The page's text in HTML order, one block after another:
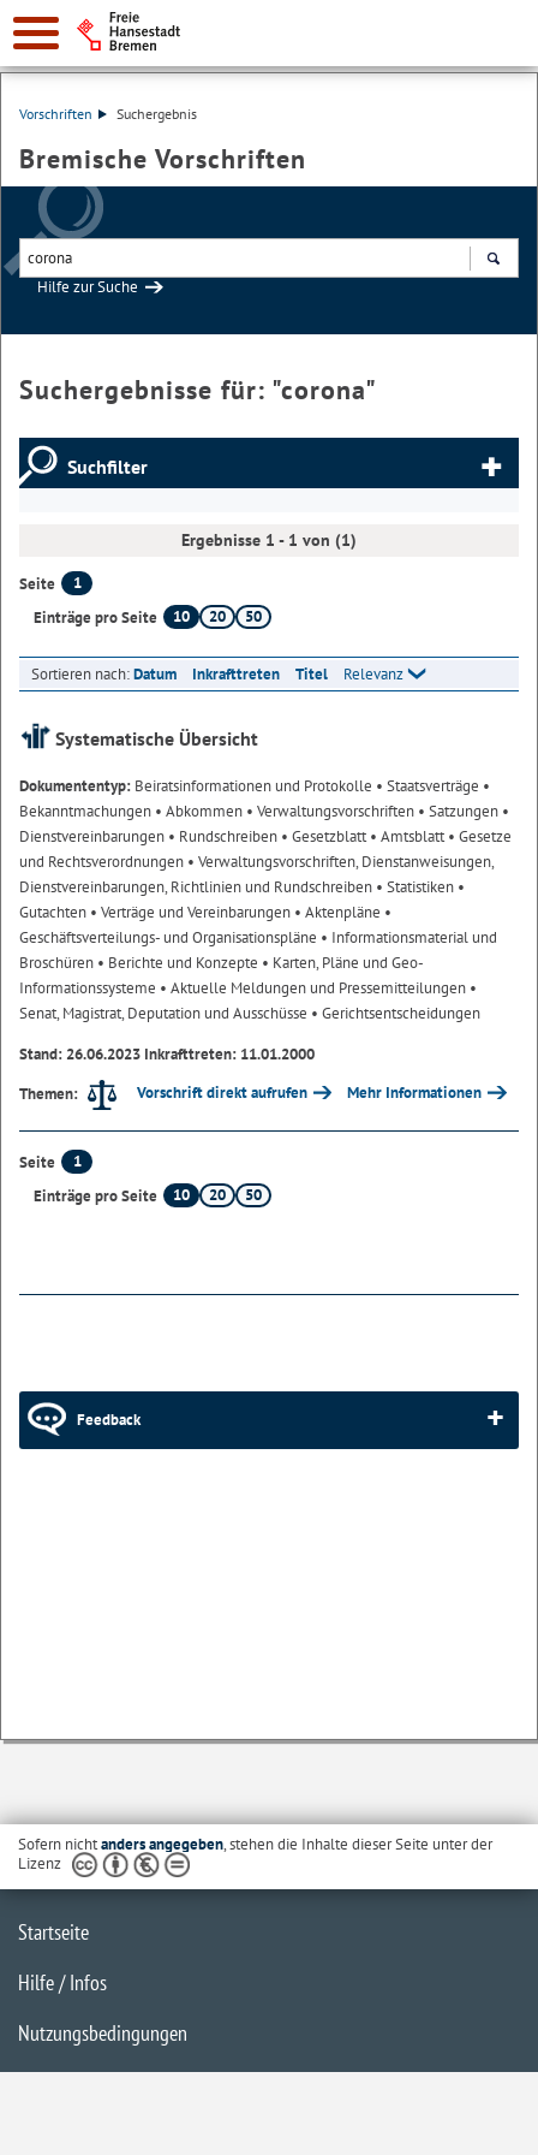
Vorschriften Suchergebnis
Bremische Vorschriften
Hilfe zur Suche
Suchergebnisse für: "corona"
Suchfilter
Ergebnisse 1 - 1 von (1)
Seite
1
Einträge pro Seite
10 20 50
Sortieren nach:Datum Inkrafttreten Titel Relevanz
Systematische Übersicht
Dokumententyp: Beiratsinformationen und Protokolle • Staatsverträge •
Bekanntmachungen • Abkommen • Verwaltungsvorschriften • Satzungen •
Dienstvereinbarungen • Rundschreiben • Gesetzblatt• Amtsblatt• Gesetze
und Rechtsverordnungen • Verwaltungsvorschriften, Dienstanweisungen,
Dienstvereinbarungen, Richtlinien und Rundschreiben • Statistiken •
Gutachten • Verträge und Vereinbarungen • Aktenpläne •
Geschäftsverteilungs- und Organisationspläne • Informationsmaterial und
Broschüren • Berichte und Konzepte • Karten, Pläne und Geo-
Informationssysteme • Aktuelle Meldungen und Pressemitteilungen •
Senat, Magistrat, Deputation und Ausschüsse • Gerichtsentscheidungen
Stand: 26.06.2023 Inkrafttreten: 11.01.2000
Themen:
Vorschrift direkt aufrufen Mehr Informationen
Seite
1
Einträge pro Seite
10 20 50
Feedback
Sofern nichtanders angegeben, stehen die Inhalte dieser Seite unter der
Lizenz
Startseite
Hilfe / Infos
Nutzungsbedingungen